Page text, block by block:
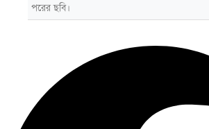
পরের ছবি।